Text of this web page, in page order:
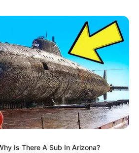
la vie de vous avoir fait ce
jours de chance
favorables pour valider vos
8, 9, 16, 18, 19, 26, 28 et 29
Is There A Sub In Arizona?